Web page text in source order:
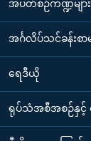
အပတ်စဉ်ကဏ္ဍများ
အင်္ဂလိပ်သင်ခန်းစာမ
ရေဒီယို
ရုပ်သံအစီအစဉ်နှင့်